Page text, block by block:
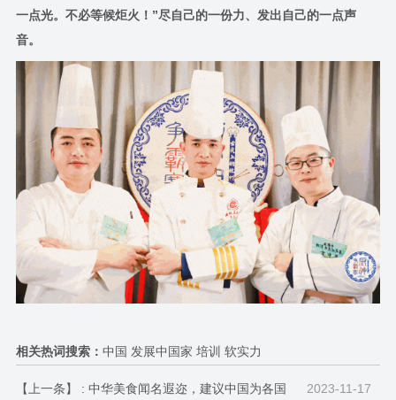
一点光。不必等候炬火！”尽自己的一份力、发出自己的一点声
音。
相关热词搜索： 中国 发展中国家 培训 软实力
【上一条】 : 2023-11-17
中华美食闻名遐迩，建议中国为各国